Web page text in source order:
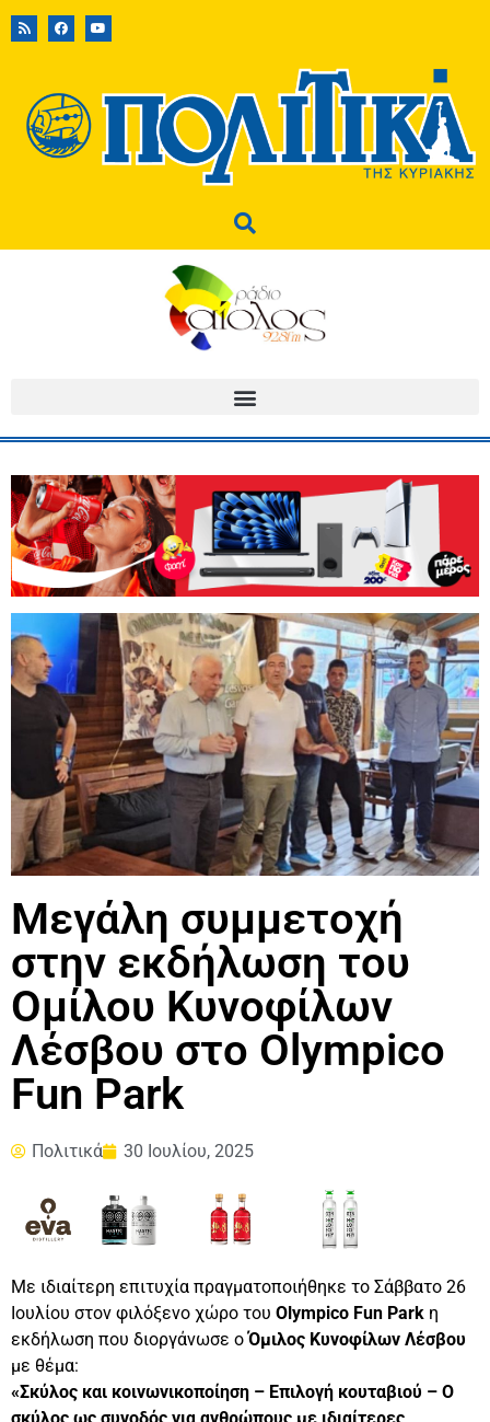
Μεγάλη συμμετοχή
στην εκδήλωση του
Ομίλου Κυνοφίλων
Λέσβου στο Olympico
Fun Park
Πολιτικά 30 Ιουλίου, 2025
Με ιδιαίτερη επιτυχία πραγματοποιήθηκε το Σάββατο 26
Ιουλίου στον φιλόξενο χώρο του Olympico Fun Park η
εκδήλωση που διοργάνωσε οΌμιλος Κυνοφίλων Λέσβου
με θέμα:
«Σκύλος και κοινωνικοποίηση – Επιλογή κουταβιού – Ο